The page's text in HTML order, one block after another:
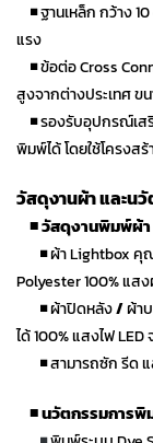
◾ฐานเหล็ก กว้าง
แรง
◾ข้อต่อ Cross
สูงจากต่างประเทศ ข
◾รองรับอุปกรณ์เสริ
พิมพ์ได้ โดยใช้โครงสร้
วัสดุงานผ้า และน
◾วัสดุงานพิมพ์ผ้า
◾ผ้า Lightbox คุ
Polyester 100% แส
◾ผ้าปิดหลัง/ผ้า
ได้ 100% แสงไฟ
◾สามารถซัก รีด
◾นวัตกรรมการ